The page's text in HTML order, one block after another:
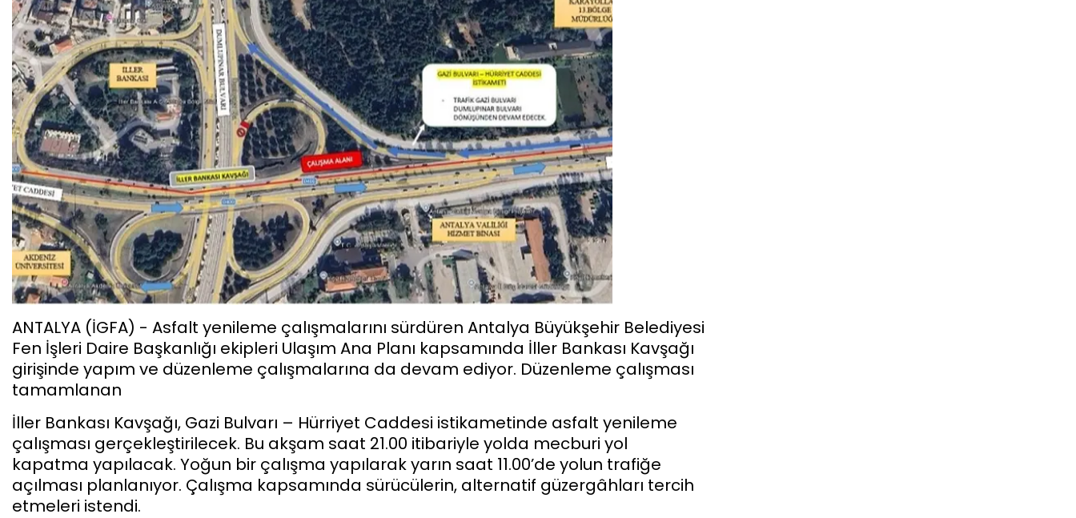
ANTALYA (İGFA) - Asfalt yenileme çalışmalarını sürdüren Antalya Büyükşehir Belediyesi
Fen İşleri Daire Başkanlığı ekipleri Ulaşım Ana Planı kapsamında İller Bankası Kavşağı
girişinde yapım ve düzenleme çalışmalarına da devam ediyor. Düzenleme çalışması
tamamlanan
İller Bankası Kavşağı, Gazi Bulvarı – Hürriyet Caddesi istikametinde asfalt yenileme
çalışması gerçekleştirilecek. Bu akşam saat 21.00 itibariyle yolda mecburi yol
kapatma yapılacak. Yoğun bir çalışma yapılarak yarın saat 11.00’de yolun trafiğe
açılması planlanıyor. Çalışma kapsamında sürücülerin, alternatif güzergâhları tercih
etmeleri istendi.